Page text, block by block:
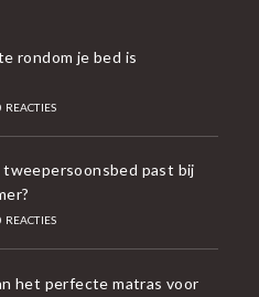
rondom je bed is
REACTIES
past bij
REACTIES
het perfecte matras voor